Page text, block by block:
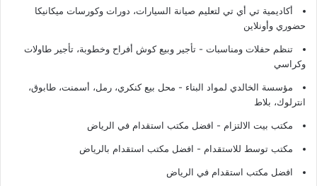
أكاديمية تي أي تي لتعليم صيانة السيارات، دورات وكورسات ميكانيكا
حضوري وأونلاين
تنظم حفلات ومناسبات - تأجير وبيع كوش أفراح وخطوبة، تأجير طاولات
وكراسي
مؤسسة الخالدي لمواد البناء - محل بيع كنكري، رمل، أسمنت، طابوق،
انترلوك، بلاط
مكتب بيت الالتزام - افضل مكتب استقدام في الرياض
مكتب توسط للاستقدام - افضل مكتب استقدام بالرياض
افضل مكتب استقدام في الرياض